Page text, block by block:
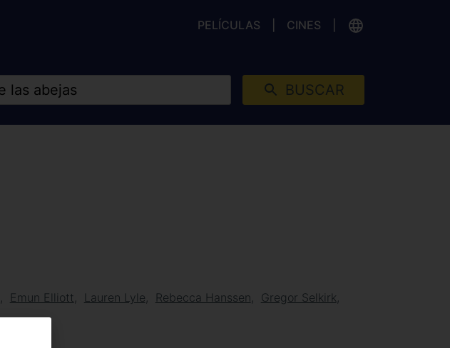
PELÍCULAS CINES
BUSCAR
Emun Elliott Lauren Lyle Rebecca Hanssen
Gregor Selkirk